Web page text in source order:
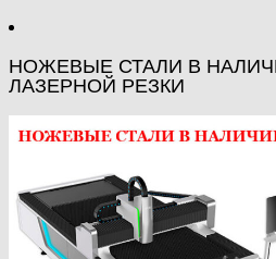
НОЖЕВЫЕ СТАЛИ В
ЛАЗЕРНОЙ РЕЗКИ